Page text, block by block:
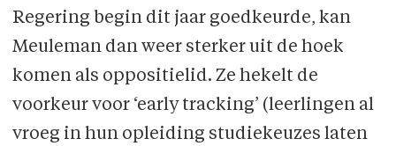
Regering begin dit jaar goedkeurde, kan
Meuleman dan weer sterker uit de hoek
komen als oppositielid. Ze hekelt de
voorkeur voor ‘early tracking’ (leerlingen al
vroeg in hun opleiding studiekeuzes laten